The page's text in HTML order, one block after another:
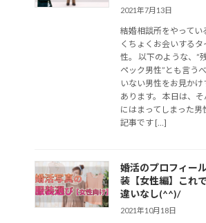
2021年7月13日
結婚相談所をやってい
くちょくお会いするタ
性。 以下のような、”
ペック男性”とも言う
いない男性をお見か
あります。 本日は、
にはまってしまった男
記事です […]
婚活のプロフィー
装【女性編】これ
違いなし(^^)/
2021年10月18日